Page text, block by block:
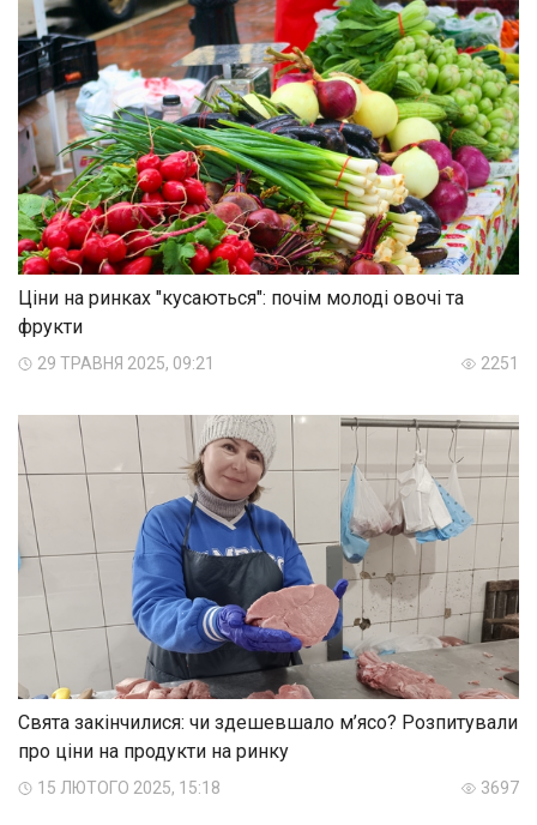
Ціни на ринках "кусаються": почім молоді овочі та
фрукти
29 ТРАВНЯ 2025, 09:21 2251
Свята закінчилися: чи здешевшало м’ясо? Розпитували
про ціни на продукти на ринку
15 ЛЮТОГО 2025, 15:18 3697